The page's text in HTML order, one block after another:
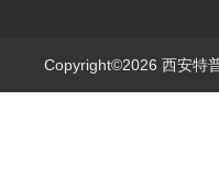
Copyright©2026 西安特